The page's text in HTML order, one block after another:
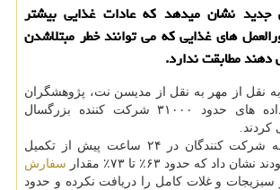
نشان میدهد که عادات غذایی بیشتر
های غذایی که می توانند خطر مبتلاشدن
مطابقت ندارد.
نقل از مهر به نقل از مدیسن نت، پژوهشگران
در این مطالعه، داده های حدود ۳۱۰۰۰ شرکت کننده بزرگسال
کردند.
تجزیه و تحلیل آنچه شرکت کنندگان در ۲۴ ساعت پیش از تکمیل
داد که حدود ۶۳٪ تا ۷۳٪ مقدار
سفارش
سبزیجات و غلات کامل را دریافت نکرده و حدود